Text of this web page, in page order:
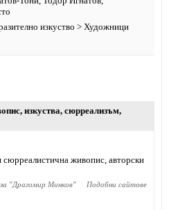
изкуство > Художници
, изкуства, сюрреализъм,
живопис, авторски
"Драгомир Минков" Подобни сайтове